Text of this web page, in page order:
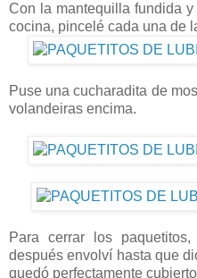
Con la mantequilla fundida
cocina, pincelé cada una de
Puse una cucharadita de
volandeiras encima.
Para cerrar los
después envolví hasta que
quedó perfectamente